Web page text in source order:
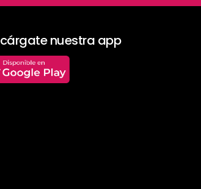
nuestra app